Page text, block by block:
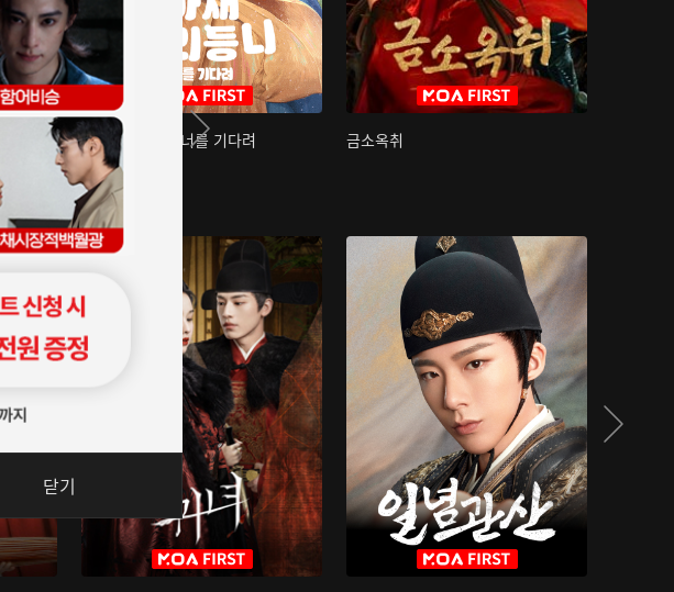
아재저리등니 : 너를 기다려 금소옥취
닫기